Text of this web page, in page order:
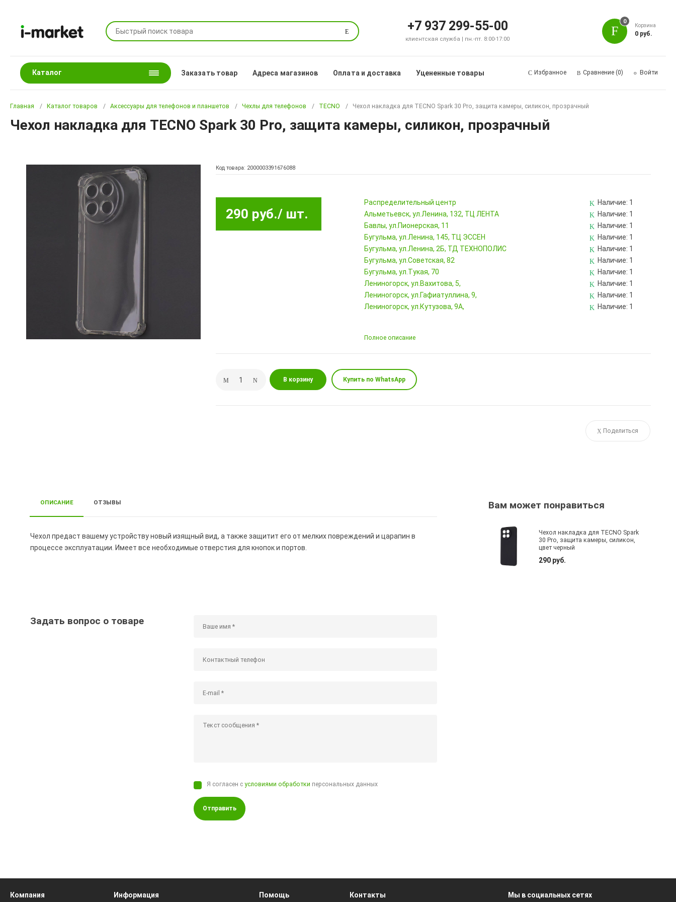
Поиск +7 937 299-55-00
клиентская служба | пн.-пт. 8:00-17:00
0
Корзина
0 руб.
Каталог Заказать товар Адреса магазинов Оплата и доставка Уцененные товары Избранное Сравнение (0) Войти
Главная Каталог товаров Аксессуары для телефонов и планшетов Чехлы для телефонов TECNO Чехол накладка для TECNO Spark 30 Pro, защита камеры, силикон, прозрачный
Чехол накладка для TECNO Spark 30 Pro, защита камеры, силикон, прозрачный
Код товара: 2000003391676088
290 руб./ шт.
Pаспределительный центр Наличие: 1
Альметьевск, ул.Ленина, 132, ТЦ ЛЕНТА
Наличие: 1
Бавлы, ул.Пионерская, 11
Наличие: 1
Бугульма, ул.Ленина, 145, ТЦ ЭССЕН
Наличие: 1
Бугульма, ул.Ленина, 2Б, ТД ТЕХНОПОЛИС
Наличие: 1
Бугульма, ул.Советская, 82
Наличие: 1
Бугульма, ул.Тукая, 70
Наличие: 1
Лениногорск, ул.Вахитова, 5,
Наличие: 1
Лениногорск, ул.Гафиатуллина, 9,
Наличие: 1
Лениногорск, ул.Кутузова, 9А,
Наличие: 1
Полное описание
В корзину Купить по WhatsApp
Поделиться
ОПИСАНИЕ ОТЗЫВЫ
Чехол предаст вашему устройству новый изящный вид, а также защитит его от мелких повреждений и царапин в
процессе эксплуатации. Имеет все необходимые отверстия для кнопок и портов.
Задать вопрос о товаре
Я согласен сусловиями обработки персональных данных
Отправить
Вам может понравиться
Чехол накладка для TECNO Spark
30 Pro, защита камеры, силикон,
цвет черный
290 руб.
Компания Информация Помощь Контакты Мы в социальных сетях